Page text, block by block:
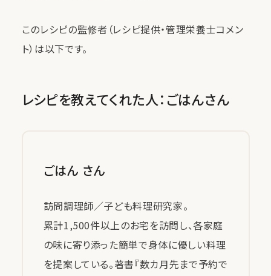
このレシピの監修者（レシピ提供・管理栄養士コメン
ト）は以下です。
レシピを教えてくれた人：ごはんさん
ごはん さん
訪問調理師／子ども料理研究家。
累計1,500件以上のお宅を訪問し、各家庭
の味に寄り添った簡単で身体に優しい料理
を提案している。著書『数カ月先まで予約で